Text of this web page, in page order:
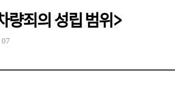
량죄의 성립 범위>